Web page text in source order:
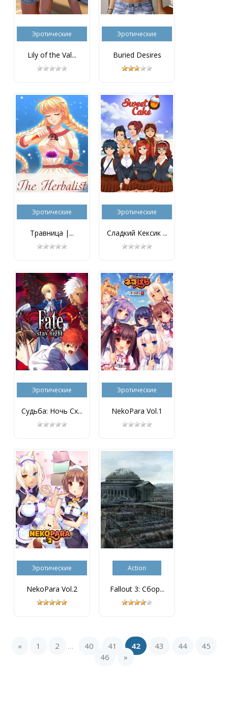
Эротические
Lily of the Val...
Эротические
Buried Desires
Эротические
Травница |...
Эротические
Сладкий Кексик ...
Эротические
Судьба: Ночь Сх...
Эротические
NekoPara Vol.1
Эротические
NekoPara Vol.2
Action
Fallout 3: Сбор...
« 1 2 ... 40 41 42 43 44
45
46
»